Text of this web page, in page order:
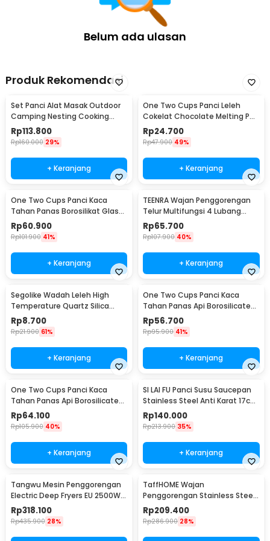
Belum ada ulasan
Produk Rekomendasi
Set Panci Alat Masak Outdoor
Camping Nesting Cooking
Aluminium 7in1 - WH-200
Rp113.800
Rp160.000 29%
+ Keranjang
One Two Cups Panci Leleh
Cokelat Chocolate Melting Pot
Stainless Steel 400ml - JS22
Rp24.700
Rp47.900 49%
+ Keranjang
One Two Cups Panci Kaca
Tahan Panas Borosilikat Glass
Cooking Pot 15cm - I-26
Rp60.900
Rp101.900 41%
+ Keranjang
TEENRA Wajan Penggorengan
Telur Multifungsi 4 Lubang
Frying Pan 24.2cm 4 Lubang -
TW-376
Rp65.700
Rp107.900 40%
+ Keranjang
Segolike Wadah Leleh High
Temperature Quartz Silica
Melting Bowl - SG22
Rp8.700
Rp21.900 61%
+ Keranjang
One Two Cups Panci Kaca
Tahan Panas Api Borosilicate
Glass Cooking Pot 14cm - C-12
Rp56.700
Rp95.900 41%
+ Keranjang
One Two Cups Panci Kaca
Tahan Panas Api Borosilicate
Glass Cooking Pot 15cm - C-12
Rp64.100
Rp105.900 40%
+ Keranjang
SI LAI FU Panci Susu Saucepan
Stainless Steel Anti Karat 17cm
- KC0406
Rp140.000
Rp213.900 35%
+ Keranjang
Tangwu Mesin Penggorengan
Electric Deep Fryers EU 2500W
6L - EH-81
Rp318.100
Rp435.900 28%
TaffHOME Wajan
Penggorengan Stainless Steel
Anti Lengket Frying Pan 27.5cm
- 316
Rp209.400
Rp286.900 28%